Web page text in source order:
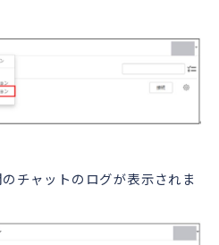
チャットのログが表示されま